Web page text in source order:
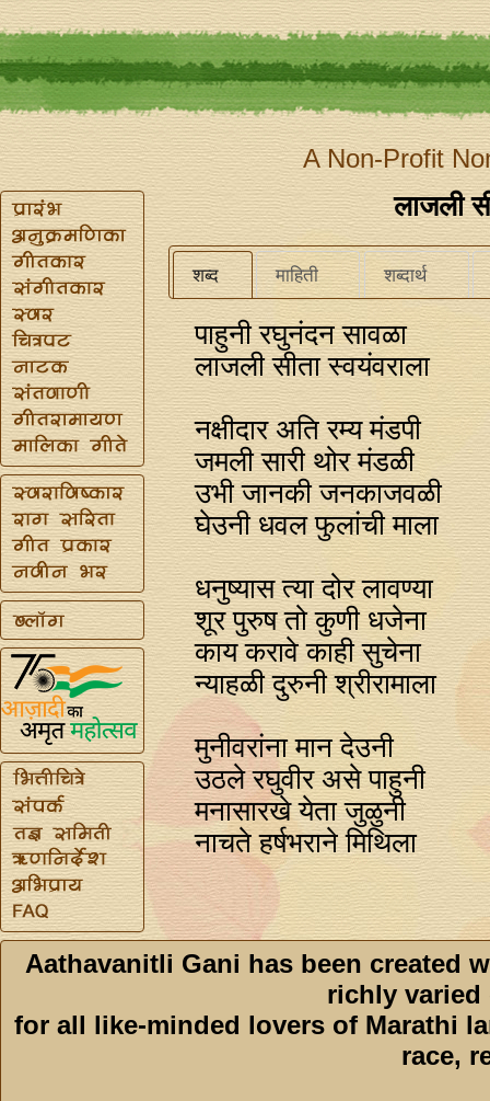
A Non-Profit
लाजली
शब्द माहिती शब्दार्थ
पाहुनी रघुनंदन सावळा
लाजली सीता स्वयंवराला
नक्षीदार अति रम्य मंडपी
जमली सारी थोर मंडळी
उभी जानकी जनकाजवळी
घेउनी धवल फुलांची माला
धनुष्यास त्या दोर लावण्या
शूर पुरुष तो कुणी धजेना
काय करावे काही सुचेना
न्याहळी दुरुनी श्रीरामाला
मुनीवरांना मान देउनी
उठले रघुवीर असे पाहुनी
मनासारखे येता जुळुनी
नाचते हर्षभराने मिथिला
Aathavanitli Gani has been created
richly varied
for all like-minded lovers of Marathi
race,